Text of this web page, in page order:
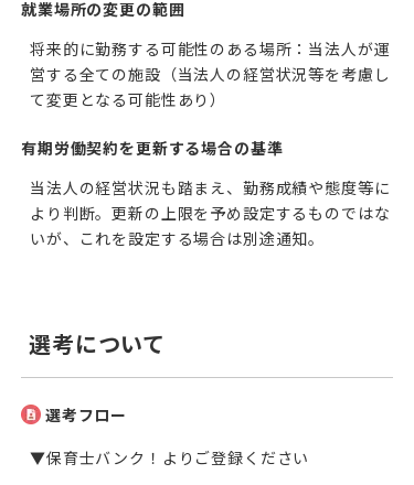
就業場所の変更の範囲
将来的に勤務する可能性のある場所：当法人が運
営する全ての施設（当法人の経営状況等を考慮し
て変更となる可能性あり）
有期労働契約を更新する場合の基準
当法人の経営状況も踏まえ、勤務成績や態度等に
より判断。更新の上限を予め設定するものではな
いが、これを設定する場合は別途通知。
選考について
選考フロー
▼保育士バンク！よりご登録ください